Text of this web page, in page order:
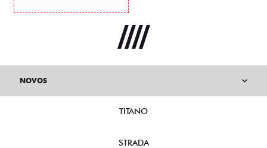
NOVOS
TITANO
STRADA